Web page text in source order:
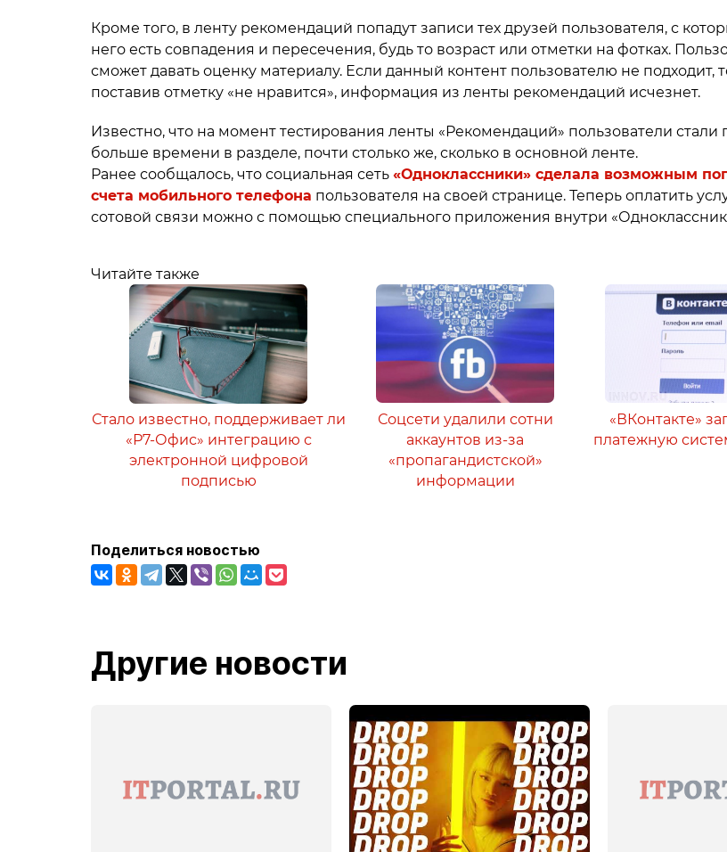
Кроме того, в ленту рекомендаций попадут записи тех друзей пользователя, с
него есть совпадения и пересечения, будь то возраст или отметки на фотках.
сможет давать оценку материалу. Если данный контент пользователю не подходит,
поставив отметку «не нравится», информация из ленты рекомендаций исчезнет.
Известно, что на момент тестирования ленты «Рекомендаций» пользователи стали
больше времени в разделе, почти столько же, сколько в основной ленте.
Ранее сообщалось, что социальная сеть «Одноклассники» сделала возможным
счета мобильного телефона пользователя на своей странице. Теперь оплатить
сотовой связи можно с помощью специального приложения внутри
Читайте также
Стало известно, поддерживает ли
«Р7-Офис» интеграцию с
электронной цифровой
подписью
Соцсети удалили сотни
аккаунтов из-за
«пропагандистской»
информации
«ВКонтакте»
платежную
Поделиться новостью
Другие новости